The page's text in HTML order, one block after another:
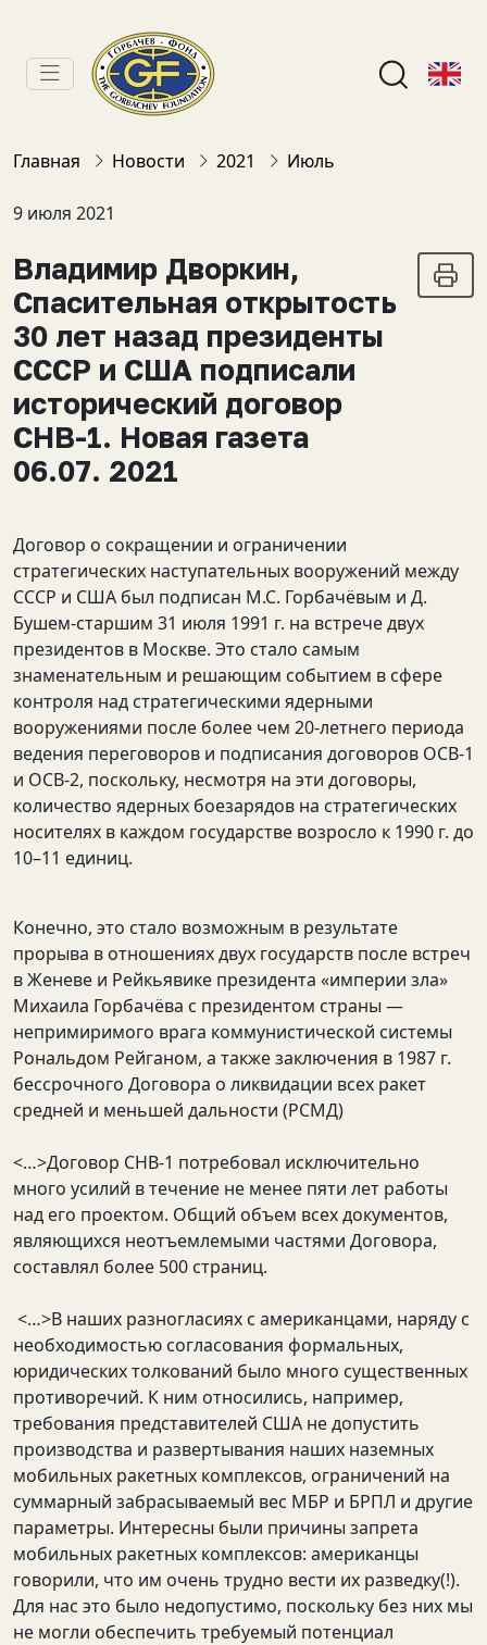
Главная Новости 2021 Июль
9 июля 2021
Владимир Дворкин,
Спасительная открытость
30 лет назад президенты
СССР и США подписали
исторический договор
СНВ-1. Новая газета
06.07. 2021
Договор о сокращении и ограничении
стратегических наступательных вооружений между
СССР и США был подписан М.С. Горбачёвым и Д.
Бушем-старшим 31 июля 1991 г. на встрече двух
президентов в Москве. Это стало самым
знаменательным и решающим событием в сфере
контроля над стратегическими ядерными
вооружениями после более чем 20-летнего периода
ведения переговоров и подписания договоров ОСВ-1
и ОСВ-2, поскольку, несмотря на эти договоры,
количество ядерных боезарядов на стратегических
носителях в каждом государстве возросло к 1990 г. до
10–11 единиц.
Конечно, это стало возможным в результате
прорыва в отношениях двух государств после встреч
в Женеве и Рейкьявике президента «империи зла»
Михаила Горбачёва с президентом страны —
непримиримого врага коммунистической системы
Рональдом Рейганом, а также заключения в 1987 г.
бессрочного Договора о ликвидации всех ракет
средней и меньшей дальности (РСМД)
<…>Договор СНВ-1 потребовал исключительно
много усилий в течение не менее пяти лет работы
над его проектом. Общий объем всех документов,
являющихся неотъемлемыми частями Договора,
составлял более 500 страниц.
<…>В наших разногласиях с американцами, наряду с
необходимостью согласования формальных,
юридических толкований было много существенных
противоречий. К ним относились, например,
требования представителей США не допустить
производства и развертывания наших наземных
мобильных ракетных комплексов, ограничений на
суммарный забрасываемый вес МБР и БРПЛ и другие
параметры. Интересны были причины запрета
мобильных ракетных комплексов: американцы
говорили, что им очень трудно вести их разведку(!).
Для нас это было недопустимо, поскольку без них мы
не могли обеспечить требуемый потенциал